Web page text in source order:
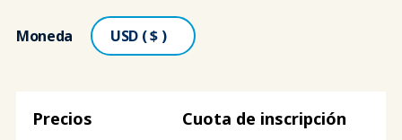
Moneda
Cuota de inscripción